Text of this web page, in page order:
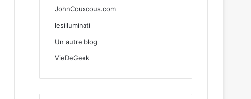
JohnCouscous.com
lesilluminati
Un autre blog
VieDeGeek